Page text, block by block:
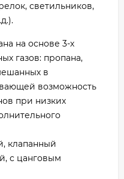
светильников,
на основе 3-х
газов: пропана,
в
возможность
при низких
клапанный
с цанговым